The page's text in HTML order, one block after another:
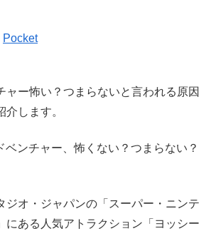
Pocket
ャー怖い？つまらないと言われる原因
します。
ベンチャー、怖くない？つまらない？
ジオ・ジャパンの「スーパー・ニンテ
にある人気アトラクション「ヨッシー